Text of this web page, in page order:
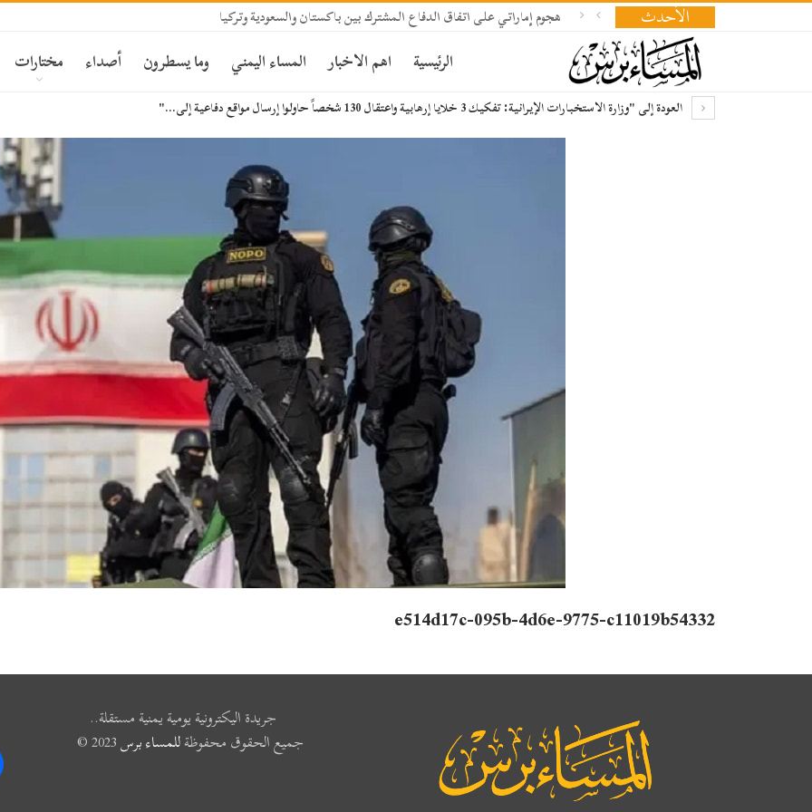
الأحدث هجوم إماراتي على اتفاق الدفاع المشترك بين باكستان والسعودية وتركيا
الرئيسية اهم الاخبار المساء اليمني وما يسطرون أصداء مختارات
العودة إلى "وزارة الاستخبارات الإيرانية: تفكيك 3 خلايا إرهابية واعتقال 130 شخصاً حاولوا إرسال مواقع دفاعية إلى…"
e514d17c-095b-4d6e-9775-c11019b54332
جريدة اليكترونية يومية يمنية مستقلة..
جميع الحقوق محفوظةللمساء برس